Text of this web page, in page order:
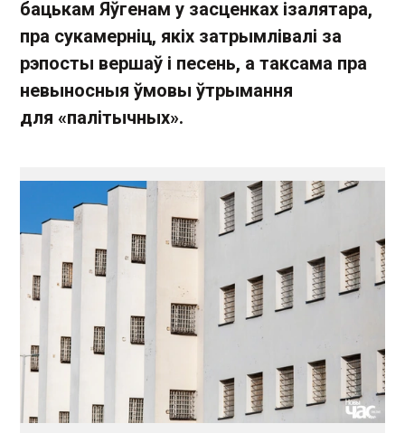
бацькам Яўгенам у засценках ізалятара,
пра сукамерніц, якіх затрымлівалі за
рэпосты вершаў і песень, а таксама пра
невыносныя ўмовы ўтрымання
для «палітычных».